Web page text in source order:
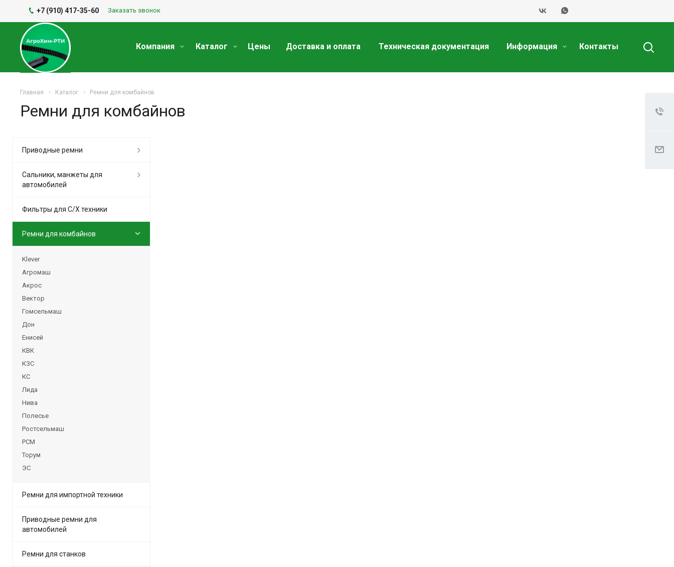
+7 (910) 417-35-60 Заказать звонок
Компания Каталог Цены Доставка и оплата Техническая документация Информация Контакты
Главная Каталог Ремни для комбайнов
Ремни для комбайнов
Приводные ремни
Сальники, манжеты для
автомобилей
Фильтры для С/Х техники
Ремни для комбайнов
Klever
Агромаш
Акрос
Вектор
Гомсельмаш
Дон
Енисей
КВК
КЗС
КС
Лида
Нива
Полесье
Ростсельмаш
РСМ
Торум
ЭС
Ремни для импортной техники
Приводные ремни для
автомобилей
Ремни для станков